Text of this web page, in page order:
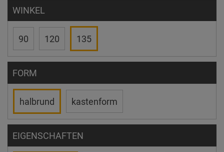
WINKEL
90 120 135
FORM
halbrund kastenform
EIGENSCHAFTEN